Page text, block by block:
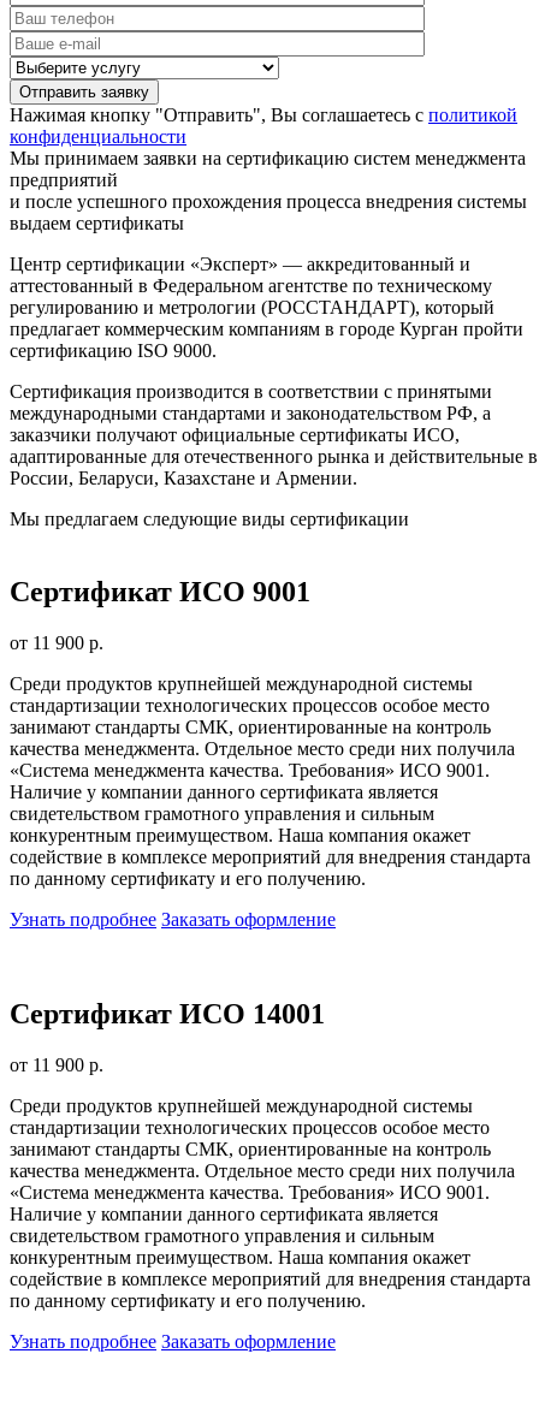
Нажимая кнопку "Отправить", Вы соглашаетесь с политикой
конфиденциальности
Мы принимаем заявки на сертификацию систем менеджмента
предприятий
и после успешного прохождения процесса внедрения системы
выдаем сертификаты
Центр сертификации «Эксперт» — аккредитованный и
аттестованный в Федеральном агентстве по техническому
регулированию и метрологии (РОССТАНДАРТ), который
предлагает коммерческим компаниям в городе Курган пройти
сертификацию ISO 9000.
Сертификация производится в соответствии с принятыми
международными стандартами и законодательством РФ, а
заказчики получают официальные сертификаты ИСО,
адаптированные для отечественного рынка и действительные в
России, Беларуси, Казахстане и Армении.
Мы предлагаем следующие виды сертификации
Сертификат ИСО 9001
от 11 900 р.
Среди продуктов крупнейшей международной системы
стандартизации технологических процессов особое место
занимают стандарты СМК, ориентированные на контроль
качества менеджмента. Отдельное место среди них получила
«Система менеджмента качества. Требования» ИСО 9001.
Наличие у компании данного сертификата является
свидетельством грамотного управления и сильным
конкурентным преимуществом. Наша компания окажет
содействие в комплексе мероприятий для внедрения стандарта
по данному сертификату и его получению.
Узнать подробнее Заказать оформление
Сертификат ИСО 14001
от 11 900 р.
Среди продуктов крупнейшей международной системы
стандартизации технологических процессов особое место
занимают стандарты СМК, ориентированные на контроль
качества менеджмента. Отдельное место среди них получила
«Система менеджмента качества. Требования» ИСО 9001.
Наличие у компании данного сертификата является
свидетельством грамотного управления и сильным
конкурентным преимуществом. Наша компания окажет
содействие в комплексе мероприятий для внедрения стандарта
по данному сертификату и его получению.
Узнать подробнее Заказать оформление